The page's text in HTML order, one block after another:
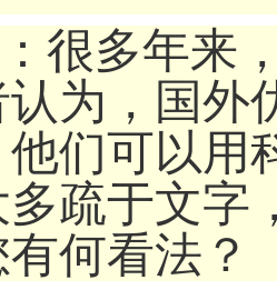
很多年来
为，国外
们可以用
多疏于文字
有何看